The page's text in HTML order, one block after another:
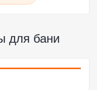
для бани